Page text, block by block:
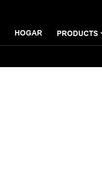
HOGAR PRODUCTS